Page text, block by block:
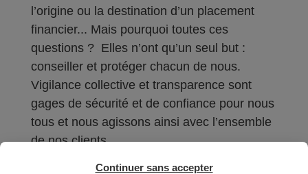
l’origine ou la destination d’un placement
financier... Mais pourquoi toutes ces
questions ? Elles n’ont qu’un seul but :
conseiller et protéger chacun de nous.
Vigilance collective et transparence sont
gages de sécurité et de confiance pour nous
tous et nous agissons ainsi avec l’ensemble
de nos clients.
Continuer sans accepter